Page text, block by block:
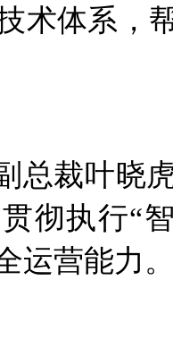
术体系，
总裁叶晓
彻执行“
运营能力